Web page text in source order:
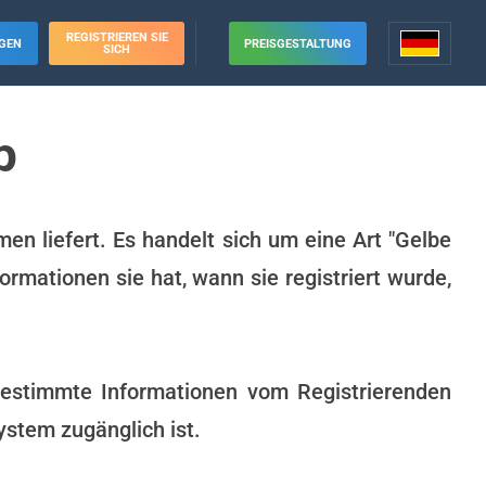
REGISTRIEREN SIE
SICH
PREISGESTALTUNG
liefert. Es handelt sich um eine Art "Gelbe
sie hat, wann sie registriert wurde,
Informationen vom Registrierenden
zugänglich ist.